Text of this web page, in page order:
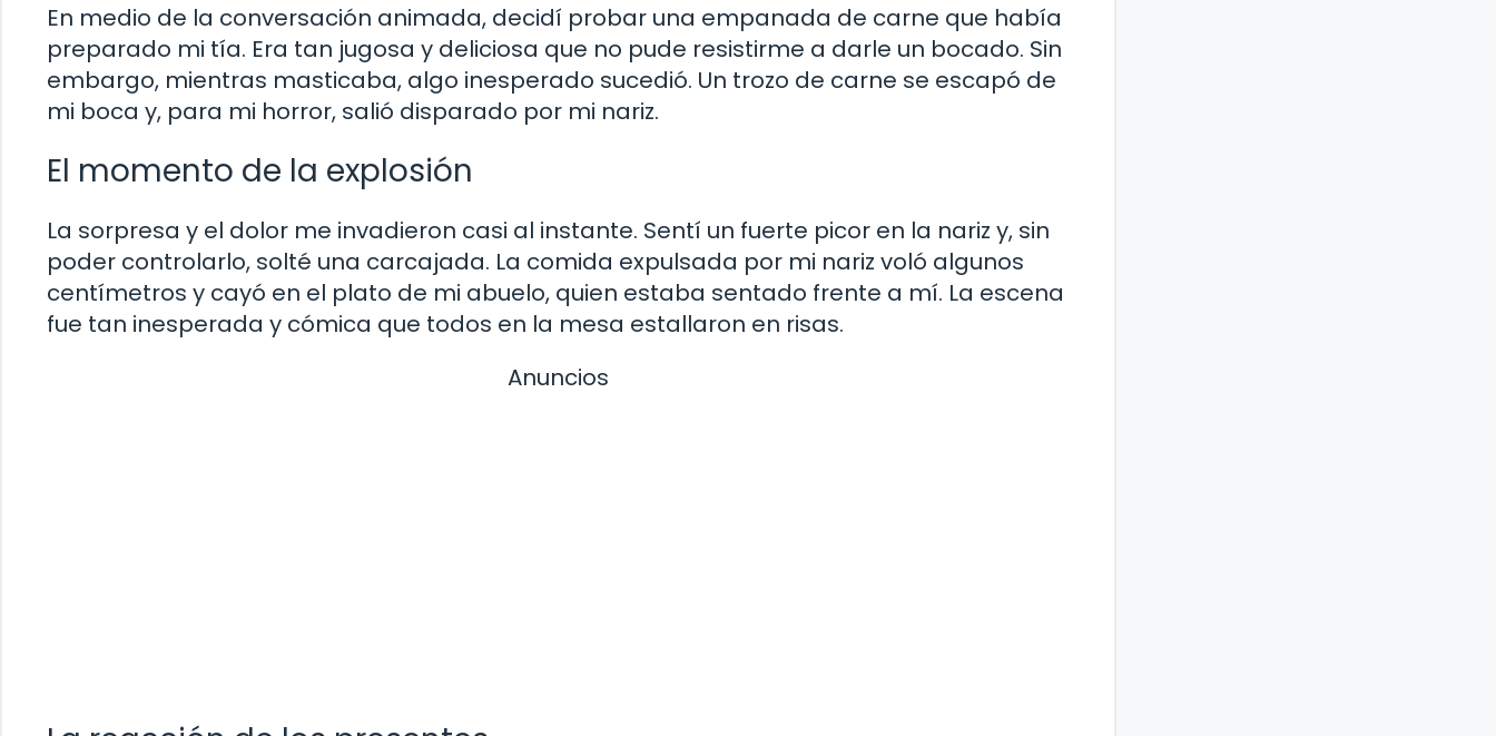
En medio de la conversación animada, decidí probar una empanada de carne que había
preparado mi tía. Era tan jugosa y deliciosa que no pude resistirme a darle un bocado. Sin
embargo, mientras masticaba, algo inesperado sucedió. Un trozo de carne se escapó de
mi boca y, para mi horror, salió disparado por mi nariz.
El momento de la explosión
La sorpresa y el dolor me invadieron casi al instante. Sentí un fuerte picor en la nariz y, sin
poder controlarlo, solté una carcajada. La comida expulsada por mi nariz voló algunos
centímetros y cayó en el plato de mi abuelo, quien estaba sentado frente a mí. La escena
fue tan inesperada y cómica que todos en la mesa estallaron en risas.
Anuncios